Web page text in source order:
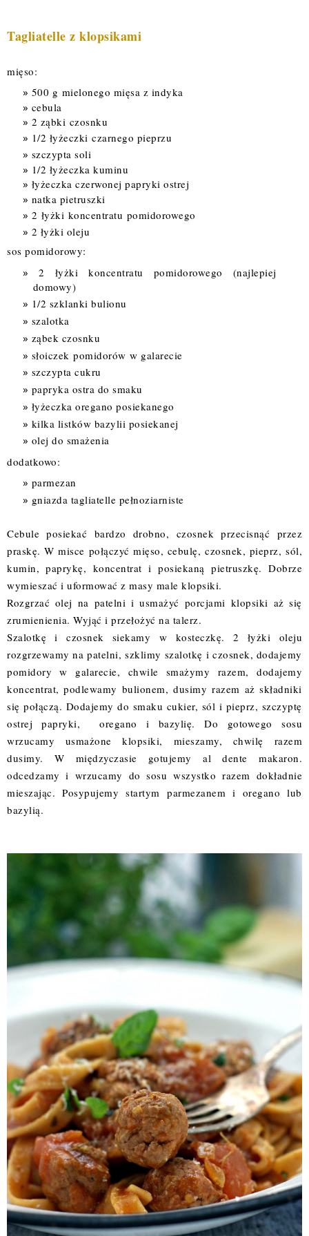
Tagliatelle z klopsikami
mięso:
500 g mielonego mięsa z indyka
cebula
2 ząbki czosnku
1/2 łyżeczki czarnego pieprzu
szczypta soli
1/2 łyżeczka kuminu
łyżeczka czerwonej papryki ostrej
natka pietruszki
2 łyżki koncentratu pomidorowego
2 łyżki oleju
sos pomidorowy:
2 łyżki koncentratu pomidorowego (najlepiej
domowy)
1/2 szklanki bulionu
szalotka
ząbek czosnku
słoiczek pomidorów w galarecie
szczypta cukru
papryka ostra do smaku
łyżeczka oregano posiekanego
kilka listków bazylii posiekanej
olej do smażenia
dodatkowo:
parmezan
gniazda tagliatelle pełnoziarniste
Cebule posiekać bardzo drobno, czosnek przecisnąć przez
praskę. W misce połączyć mięso, cebulę, czosnek, pieprz, sól,
kumin, paprykę, koncentrat i posiekaną pietruszkę. Dobrze
wymieszać i uformować z masy male klopsiki.
Rozgrzać olej na patelni i usmażyć porcjami klopsiki aż się
zrumienienia. Wyjąć i przełożyć na talerz.
Szalotkę i czosnek siekamy w kosteczkę. 2 łyżki oleju
rozgrzewamy na patelni, szklimy szalotkę i czosnek, dodajemy
pomidory w galarecie, chwile smażymy razem, dodajemy
koncentrat, podlewamy bulionem, dusimy razem aż składniki
się połączą. Dodajemy do smaku cukier, sól i pieprz, szczyptę
ostrej papryki, oregano i bazylię. Do gotowego sosu
wrzucamy usmażone klopsiki, mieszamy, chwilę razem
dusimy. W międzyczasie gotujemy al dente makaron.
odcedzamy i wrzucamy do sosu wszystko razem dokładnie
mieszając. Posypujemy startym parmezanem i oregano lub
bazylią.